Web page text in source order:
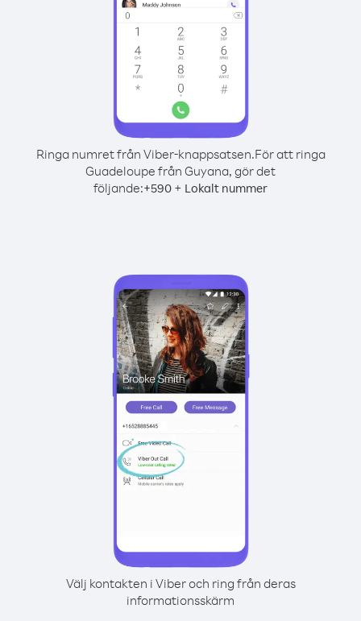
Ringa numret från Viber-knappsatsen.För att ringa
Guadeloupe från Guyana, gör det
följande:+590 + Lokalt nummer
Välj kontakten i Viber och ring från deras
informationsskärm